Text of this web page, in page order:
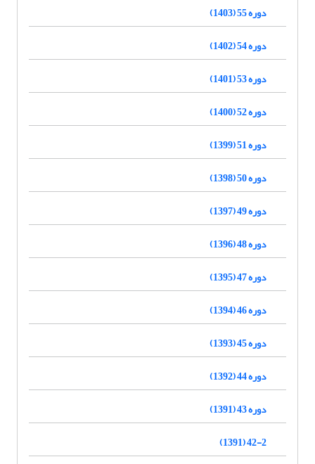
دوره 55 (1403)
دوره 54 (1402)
دوره 53 (1401)
دوره 52 (1400)
دوره 51 (1399)
دوره 50 (1398)
دوره 49 (1397)
دوره 48 (1396)
دوره 47 (1395)
دوره 46 (1394)
دوره 45 (1393)
دوره 44 (1392)
دوره 43 (1391)
42-2 (1391)